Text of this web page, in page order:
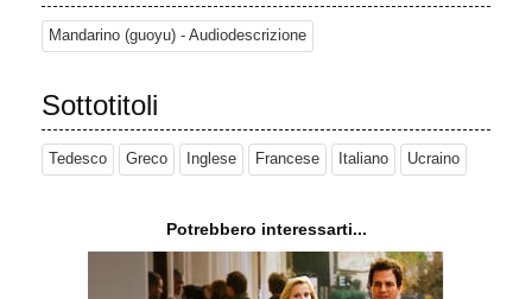
Mandarino (guoyu) - Audiodescrizione
Sottotitoli
Tedesco Greco Inglese Francese Italiano Ucraino
Potrebbero interessarti...